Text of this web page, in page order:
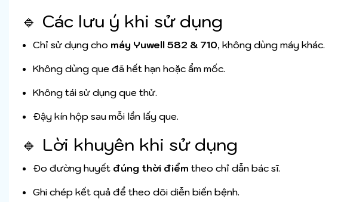
🔹 Các lưu ý khi sử dụng
Chỉ sử dụng cho máy Yuwell 582 & 710, không dùng máy khác.
Không dùng que đã hết hạn hoặc ẩm mốc.
Không tái sử dụng que thử.
Đậy kín hộp sau mỗi lần lấy que.
🔹 Lời khuyên khi sử dụng
Đo đường huyết đúng thời điểm theo chỉ dẫn bác sĩ.
Ghi chép kết quả để theo dõi diễn biến bệnh.